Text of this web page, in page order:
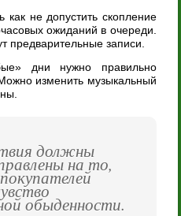
не допустить скопление
ожиданий в очереди.
предварительные записи.
дни нужно правильно
изменить музыкальный
должны
на то,
обыденности.